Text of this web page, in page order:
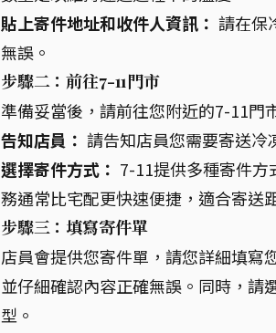
貼上寄件地址和收件人資訊： 請在保
無誤。
步驟二：前往7-11門市
準備妥當後，請前往您附近的7-11門
告知店員： 請告知店員您需要寄送冷
選擇寄件方式： 7-11提供多種寄件
務通常比宅配更快速便捷，適合寄送
步驟三：填寫寄件單
店員會提供您寄件單，請您詳細填寫
並仔細確認內容正確無誤。同時，請
型。